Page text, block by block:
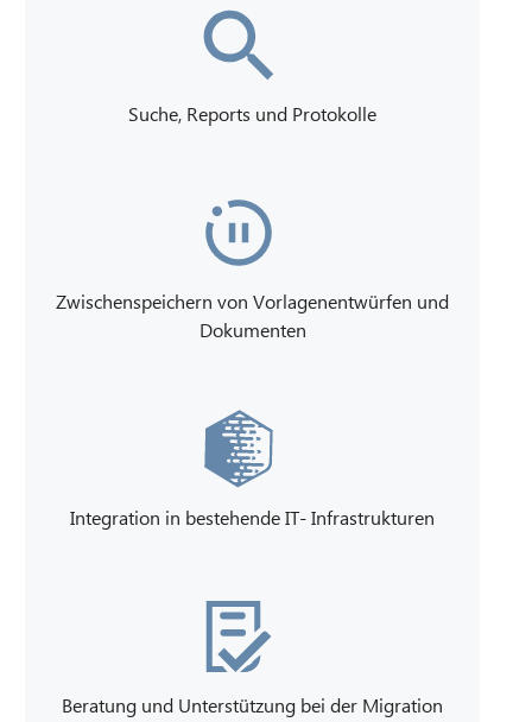
Suche, Reports und Protokolle
Zwischenspeichern von Vorlagenentwürfen und
Dokumenten
Integration in bestehende IT- Infrastrukturen
Beratung und Unterstützung bei der Migration